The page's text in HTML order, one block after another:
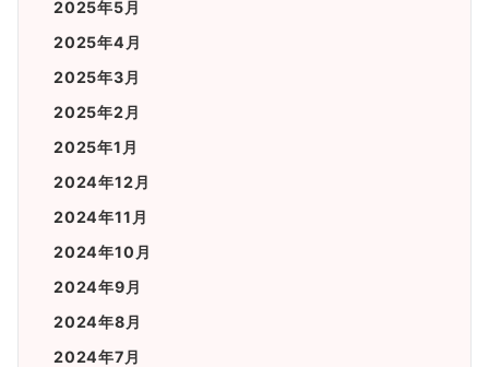
2025年5月
2025年4月
2025年3月
2025年2月
2025年1月
2024年12月
2024年11月
2024年10月
2024年9月
2024年8月
2024年7月